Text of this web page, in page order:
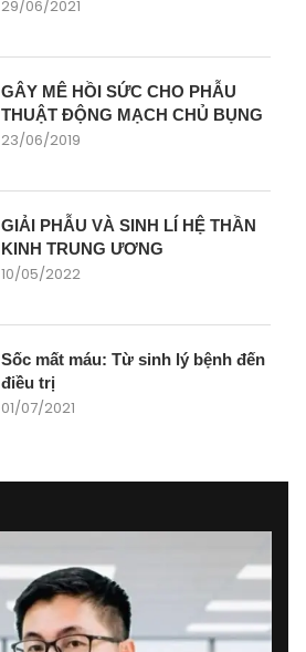
29/06/2021
GÂY MÊ HỒI SỨC CHO PHẪU
THUẬT ĐỘNG MẠCH CHỦ BỤNG
23/06/2019
GIẢI PHẪU VÀ SINH LÍ HỆ THẦN
KINH TRUNG ƯƠNG
10/05/2022
Sốc mất máu: Từ sinh lý bệnh đến
điều trị
01/07/2021